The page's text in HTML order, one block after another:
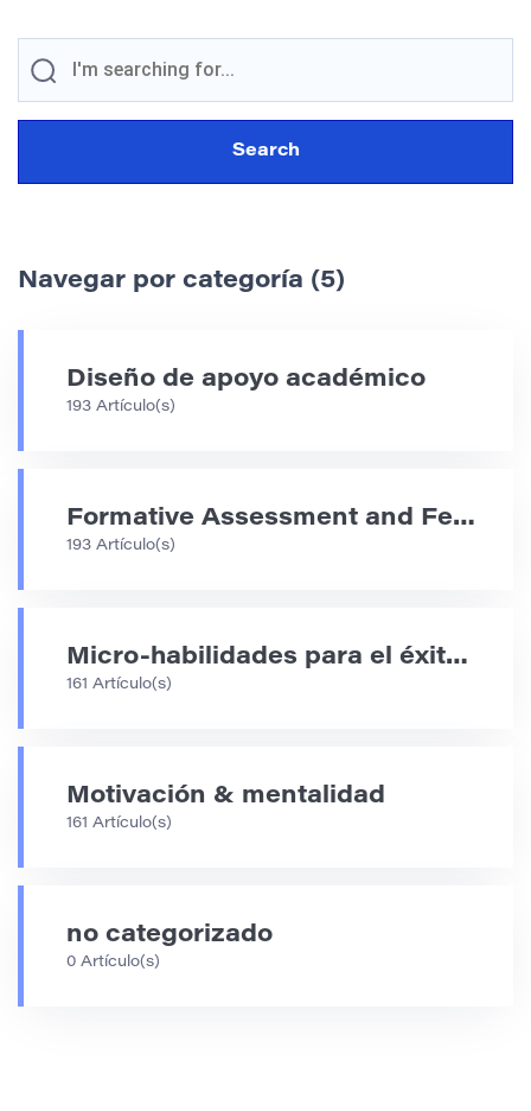
Navegar por categoría (5)
Diseño de apoyo académico
193 Artículo(s)
Formative Assessment and Feedback Strategies
193 Artículo(s)
Micro-habilidades para el éxito académico
161 Artículo(s)
Motivación & mentalidad
161 Artículo(s)
no categorizado
0 Artículo(s)